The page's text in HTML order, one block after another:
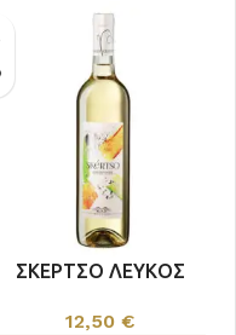
ΣΚΕΡΤΣΟ ΛΕΥΚΟΣ
12,50 €